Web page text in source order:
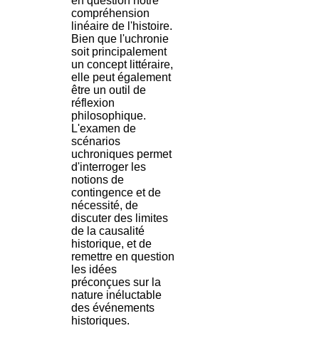
compréhension
linéaire de l'histoire.
Bien que l'uchronie
soit principalement
un concept littéraire,
elle peut également
être un outil de
réflexion
philosophique.
L'examen de
scénarios
uchroniques permet
d'interroger les
notions de
contingence et de
nécessité, de
discuter des limites
de la causalité
historique, et de
remettre en question
les idées
préconçues sur la
nature inéluctable
des événements
historiques.